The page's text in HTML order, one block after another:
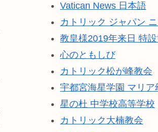
Vatican News 日本語
カトリック ジャパン
教皇様2019年来日 特設
心のともしび
カトリック松が峰教会
宇都宮海星学園 マリア
星の杜 中学校高等学校
カトリック大楠教会